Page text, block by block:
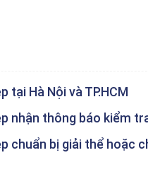
tại Hà Nội và TP.HCM
nhận thông báo kiểm
chuẩn bị giải thể hoặc